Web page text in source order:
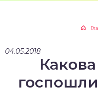
04.05.2018